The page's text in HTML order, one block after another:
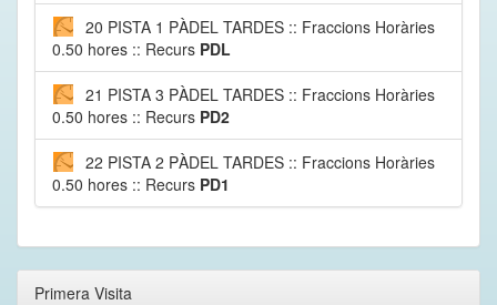
20 PISTA 1 PÀDEL TARDES :: Fraccions Horàries
0.50 hores :: Recurs PDL
21 PISTA 3 PÀDEL TARDES :: Fraccions Horàries
0.50 hores :: Recurs PD2
22 PISTA 2 PÀDEL TARDES :: Fraccions Horàries
0.50 hores :: Recurs PD1
Primera Visita